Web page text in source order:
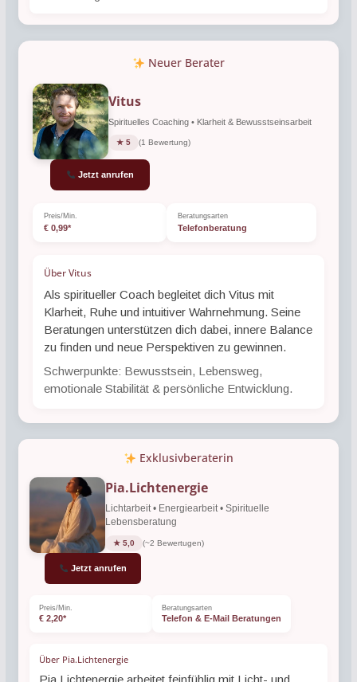
Neuer Berater
Vitus
Spirituelles Coaching • Klarheit & Bewusstseinsarbeit
★ 5 (1 Bewertung)
Jetzt anrufen
Preis/Min.
€ 0,99*
Beratungsarten
Telefonberatung
Über Vitus
Als spiritueller Coach begleitet dich Vitus mit
Klarheit, Ruhe und intuitiver Wahrnehmung. Seine
Beratungen unterstützen dich dabei, innere Balance
zu finden und neue Perspektiven zu gewinnen.
Schwerpunkte: Bewusstsein, Lebensweg,
emotionale Stabilität & persönliche Entwicklung.
Exklusivberaterin
Pia.Lichtenergie
Lichtarbeit • Energiearbeit • Spirituelle
Lebensberatung
★ 5,0 (~2 Bewertugen)
Jetzt anrufen
Preis/Min.
€ 2,20*
Beratungsarten
Telefon & E-Mail Beratungen
Über Pia.Lichtenergie